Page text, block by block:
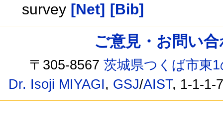
survey [Net] [Bib]
ご意見・お問い
〒305-8567茨城県つくば市東
Dr. Isoji MIYAGI, GSJ/AIST, 1-1-1-